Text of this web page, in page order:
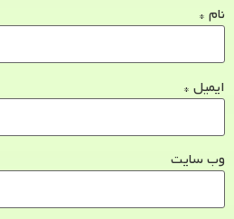
نام *
ایمیل *
وب‌ سایت